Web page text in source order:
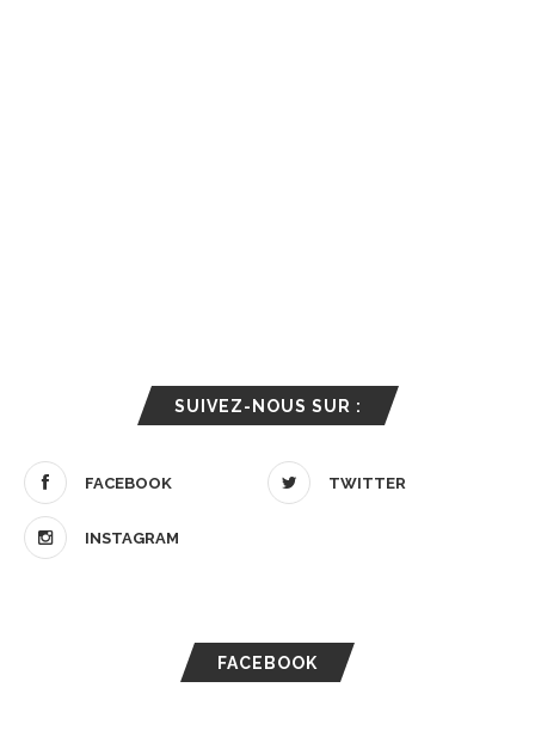
SUIVEZ-NOUS SUR :
FACEBOOK TWITTER
INSTAGRAM
FACEBOOK